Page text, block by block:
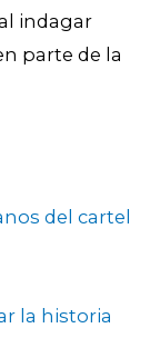
indagar
parte de la
del cartel
la historia